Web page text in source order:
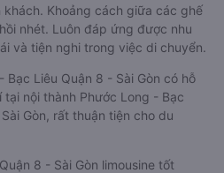
khách. Khoảng cách giữa các ghế
nhét. Luôn đáp ứng được nhu
và tiện nghi trong việc di chuyển.
Liêu Quận 8 - Sài Gòn có hỗ
nội thành Phước Long - Bạc
Gòn, rất thuận tiện cho du
8 - Sài Gòn limousine tốt